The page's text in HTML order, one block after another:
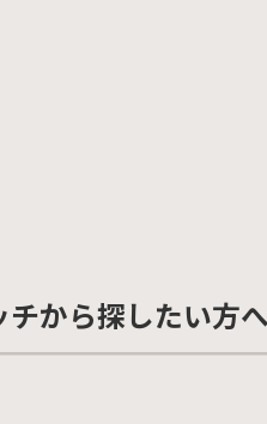
チから探したい方